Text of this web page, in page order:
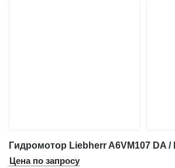
Цена по запросу